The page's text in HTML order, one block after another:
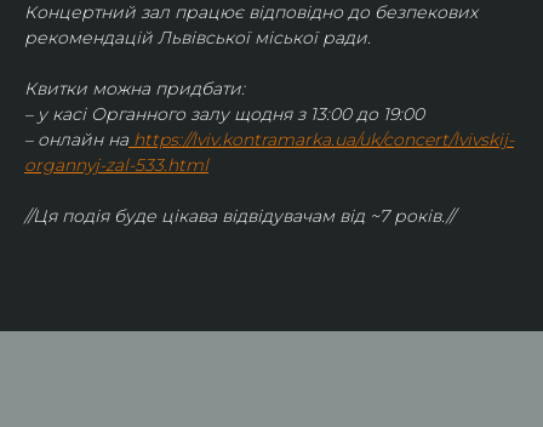
Концертний зал працює відповідно до безпекових
рекомендацій Львівської міської ради.
Квитки можна придбати:
– у касі Органного залу щодня з 13:00 до 19:00
– онлайн на https://lviv.kontramarka.ua/uk/concert/lvivskij-
organnyj-zal-533.html
//Ця подія буде цікава відвідувачам від ~7 років.//